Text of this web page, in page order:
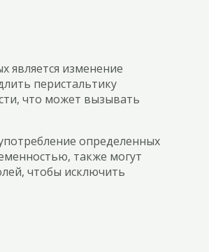
является изменение
перистальтику
что может вызывать
определенных
также могут
чтобы исключить